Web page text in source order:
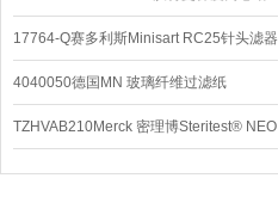
养基
17764-Q赛多利斯Minisart RC25针头滤器
4040050德国MN 玻璃纤维过滤纸
TZHVAB210Merck 密理博Steritest® NEO
设备